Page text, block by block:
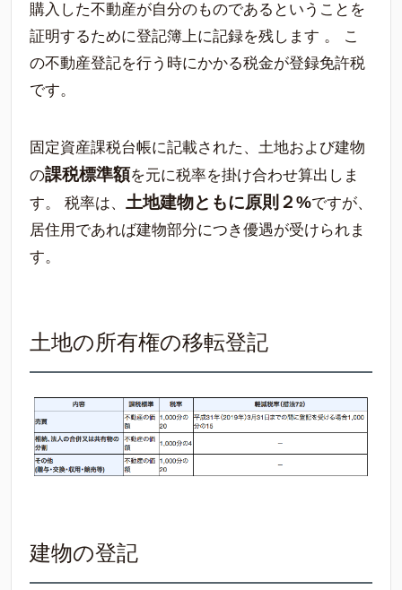
購入した不動産が自分のものであるということを
証明するために登記簿上に記録を残します 。 こ
の不動産登記を行う時にかかる税金が登録免許税
です。
固定資産課税台帳に記載された、土地および建物
の課税標準額を元に税率を掛け合わせ算出しま
す。 税率は、 土地建物ともに原則２%ですが、
居住用であれば建物部分につき優遇が受けられま
す。
土地の所有権の移転登記
建物の登記